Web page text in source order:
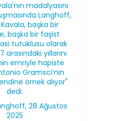
madalyasını
Langhoff,
başka bir
başka bir faşist
tutuklusu olarak
arasındaki yıllarını
emriyle hapiste
Gramsci’nin
örnek alıyor"
dedi.
28 Ağustos
2025